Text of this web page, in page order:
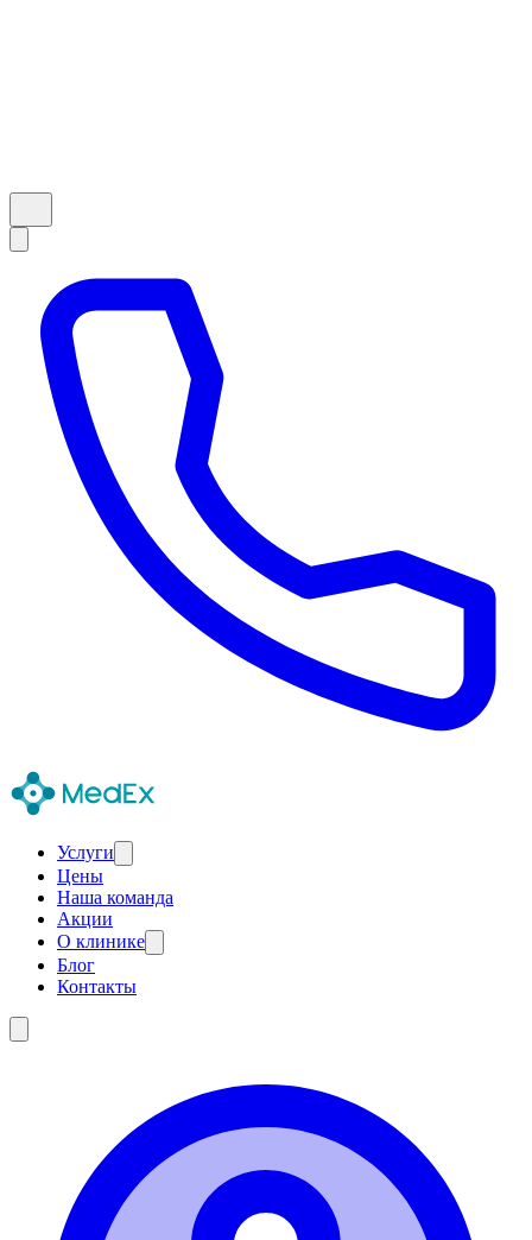
Услуги
Цены
Наша команда
Акции
О клинике
Блог
Контакты